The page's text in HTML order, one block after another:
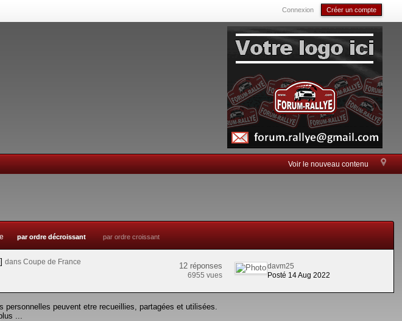
Connexion Créer un compte
Voir le nouveau contenu
par ordre décroissant par ordre croissant
dans Coupe de France
12 réponses
6955 vues
davm25
Posté 14 Aug 2022
peuvent etre recueillies, partagées et utilisées.
...